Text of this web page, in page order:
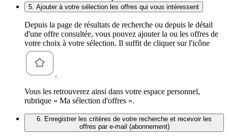
5. Ajouter à votre sélection les offres qui vous intéressent
Depuis la page de résultats de recherche ou depuis le détail
d'une offre consultée, vous pouvez ajouter la ou les offres de
votre choix à votre sélection. Il suffit de cliquer sur l'icône
.
Vous les retrouverez ainsi dans votre espace personnel,
rubrique « Ma sélection d'offres ».
6. Enregistrer les critères de votre recherche et recevoir les
offres par e-mail (abonnement)